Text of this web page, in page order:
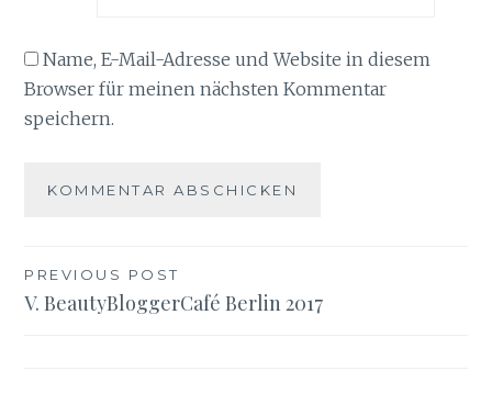
Name, E-Mail-Adresse und Website in diesem
Browser für meinen nächsten Kommentar
speichern.
Beitragsnavigation
PREVIOUS POST
V. BeautyBloggerCafé Berlin 2017